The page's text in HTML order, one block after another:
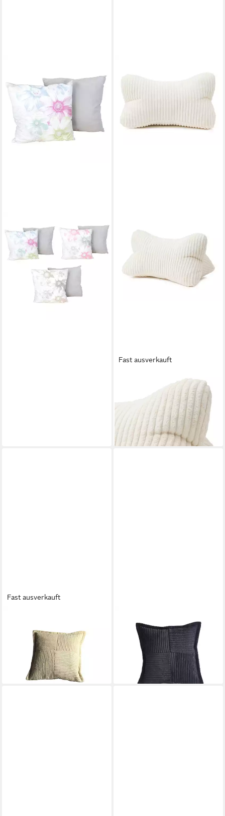
Dekokissen Kissen von
GÖZZE Taupe, Altrosa oder
Multicolor 40x40 cm
Blumenmuster
lieferbar - in 3-4 Werktagen bei dir
Fast ausverkauft
Dekokissen GÖZZE
Lesekissen ANAFI DB 25x40
12,90 €
lieferbar - in 4-5 Werktagen bei dir
Fast ausverkauft
ANAFI creme BH 40x40 cm
beige Dekokissen
12,90 €
lieferbar - in 4-5 Werktagen bei dir
Zierkissen GÖZZE Kissen
ANAFI schwarz BH 50x50 cm
schwarz Dekokissen
14,90 €
lieferbar - in 4-5 Werktagen bei dir